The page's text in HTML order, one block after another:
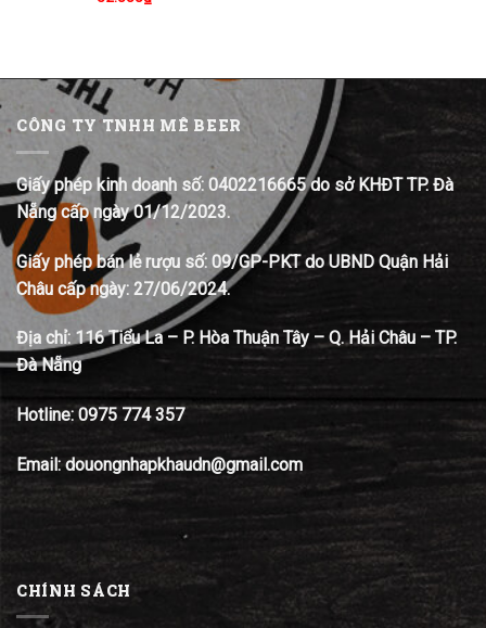
CÔNG TY TNHH MÊ BEER
Giấy phép kinh doanh số: 0402216665 do sở KHĐT TP. Đà
Nẵng cấp ngày 01/12/2023.
Giấy phép bán lẻ rượu số: 09/GP-PKT do UBND Quận Hải
Châu cấp ngày: 27/06/2024.
Địa chỉ: 116 Tiểu La – P. Hòa Thuận Tây – Q. Hải Châu – TP.
Đà Nẵng
Hotline: 0975 774 357
Email: douongnhapkhaudn@gmail.com
CHÍNH SÁCH